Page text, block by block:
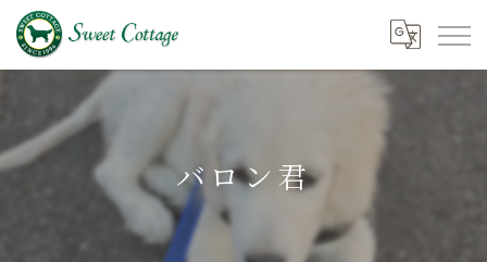
バロン君